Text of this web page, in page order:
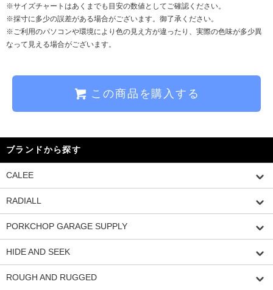
※サイズチャートはあくまでも目安の数値としてご確認ください。
※採寸に多少の誤差がある場合がございます。御了承ください。
※ご利用のパソコンや環境により色の見え方が違ったり、実際の色味が多少異
なって見える場合がございます。
この商品を購入する
ブランドから探す
CALEE
RADIALL
PORKCHOP GARAGE SUPPLY
HIDE AND SEEK
ROUGH AND RUGGED